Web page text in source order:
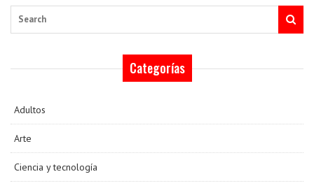
entradas
Categorías
Adultos
Arte
Ciencia y tecnología